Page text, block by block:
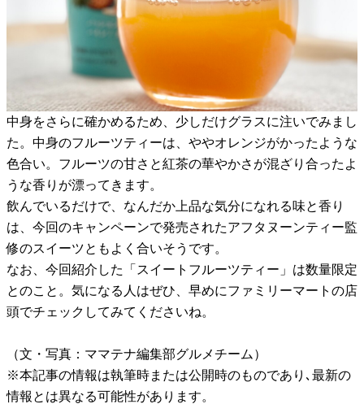
中身をさらに確かめるため、少しだけグラスに注いでみまし
た。中身のフルーツティーは、ややオレンジがかったような
色合い。フルーツの甘さと紅茶の華やかさが混ざり合ったよ
うな香りが漂ってきます。
飲んでいるだけで、なんだか上品な気分になれる味と香り
は、今回のキャンペーンで発売されたアフタヌーンティー監
修のスイーツともよく合いそうです。
なお、今回紹介した「スイートフルーツティー」は数量限定
とのこと。気になる人はぜひ、早めにファミリーマートの店
頭でチェックしてみてくださいね。
（文・写真：ママテナ編集部グルメチーム）
※本記事の情報は執筆時または公開時のものであり､最新の
情報とは異なる可能性があります。